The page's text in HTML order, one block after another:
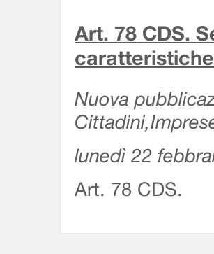
Art. 78 CDS.
Nuova
lunedì 22
Art. 78 CDS.